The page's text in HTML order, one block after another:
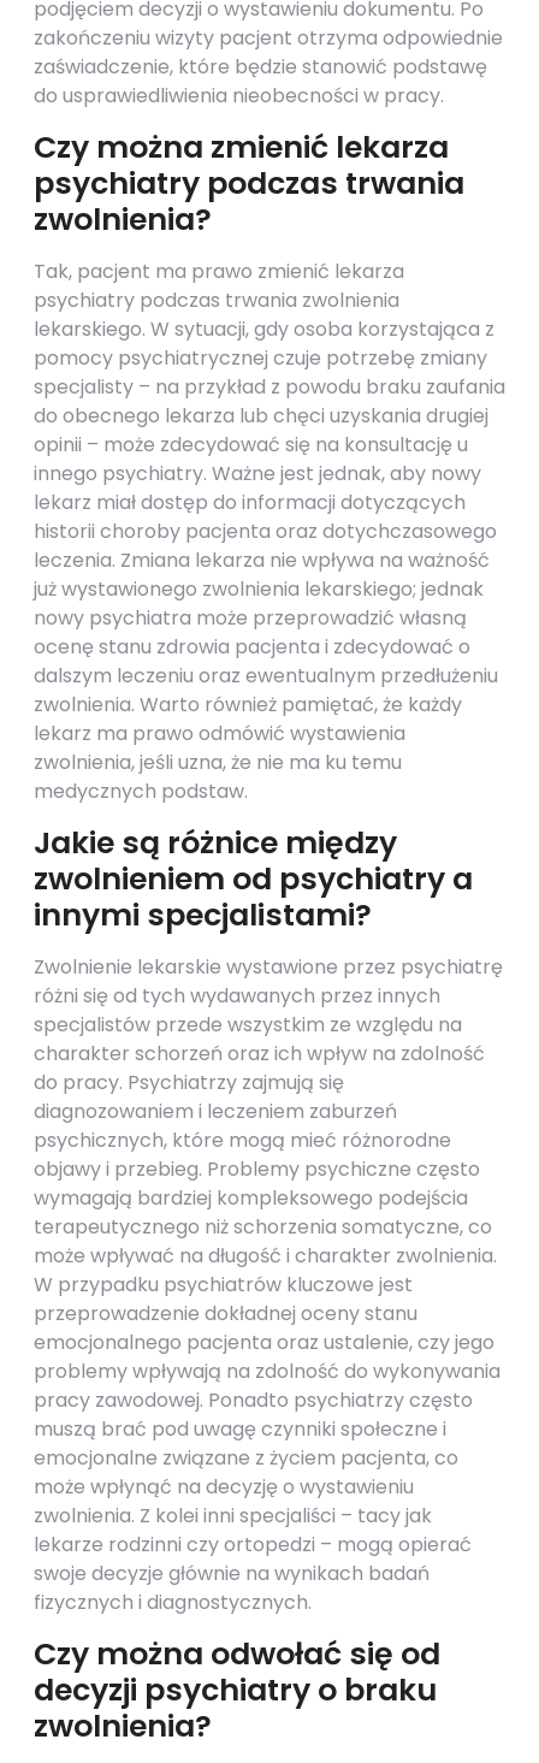
podjęciem decyzji o wystawieniu dokumentu. Po
zakończeniu wizyty pacjent otrzyma odpowiednie
zaświadczenie, które będzie stanowić podstawę
do usprawiedliwienia nieobecności w pracy.
Czy można zmienić lekarza
psychiatry podczas trwania
zwolnienia?
Tak, pacjent ma prawo zmienić lekarza
psychiatry podczas trwania zwolnienia
lekarskiego. W sytuacji, gdy osoba korzystająca z
pomocy psychiatrycznej czuje potrzebę zmiany
specjalisty – na przykład z powodu braku zaufania
do obecnego lekarza lub chęci uzyskania drugiej
opinii – może zdecydować się na konsultację u
innego psychiatry. Ważne jest jednak, aby nowy
lekarz miał dostęp do informacji dotyczących
historii choroby pacjenta oraz dotychczasowego
leczenia. Zmiana lekarza nie wpływa na ważność
już wystawionego zwolnienia lekarskiego; jednak
nowy psychiatra może przeprowadzić własną
ocenę stanu zdrowia pacjenta i zdecydować o
dalszym leczeniu oraz ewentualnym przedłużeniu
zwolnienia. Warto również pamiętać, że każdy
lekarz ma prawo odmówić wystawienia
zwolnienia, jeśli uzna, że nie ma ku temu
medycznych podstaw.
Jakie są różnice między
zwolnieniem od psychiatry a
innymi specjalistami?
Zwolnienie lekarskie wystawione przez psychiatrę
różni się od tych wydawanych przez innych
specjalistów przede wszystkim ze względu na
charakter schorzeń oraz ich wpływ na zdolność
do pracy. Psychiatrzy zajmują się
diagnozowaniem i leczeniem zaburzeń
psychicznych, które mogą mieć różnorodne
objawy i przebieg. Problemy psychiczne często
wymagają bardziej kompleksowego podejścia
terapeutycznego niż schorzenia somatyczne, co
może wpływać na długość i charakter zwolnienia.
W przypadku psychiatrów kluczowe jest
przeprowadzenie dokładnej oceny stanu
emocjonalnego pacjenta oraz ustalenie, czy jego
problemy wpływają na zdolność do wykonywania
pracy zawodowej. Ponadto psychiatrzy często
muszą brać pod uwagę czynniki społeczne i
emocjonalne związane z życiem pacjenta, co
może wpłynąć na decyzję o wystawieniu
zwolnienia. Z kolei inni specjaliści – tacy jak
lekarze rodzinni czy ortopedzi – mogą opierać
swoje decyzje głównie na wynikach badań
fizycznych i diagnostycznych.
Czy można odwołać się od
decyzji psychiatry o braku
zwolnienia?